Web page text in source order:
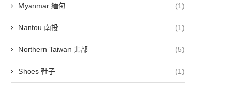
Myanmar 緬甸 (1)
Nantou 南投 (1)
Northern Taiwan 北部 (5)
Shoes 鞋子 (1)